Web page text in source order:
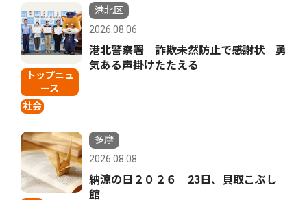
トップニュ
ース
社会
港北区
2026.08.06
港北警察署 詐欺未然防止で感謝状 勇
気ある声掛けたたえる
多摩
2026.08.08
納涼の日２０２６ 23日、貝取こぶし
館